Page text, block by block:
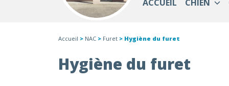
ACCUEIL CHIEN
Accueil > NAC > Furet > Hygiène du furet
Hygiène du furet